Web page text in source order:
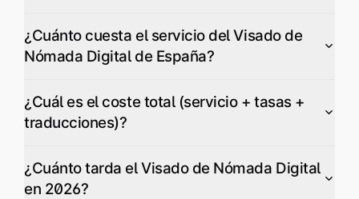
¿Cuánto cuesta el servicio del Visado de
Nómada Digital de España?
¿Cuál es el coste total (servicio + tasas +
traducciones)?
¿Cuánto tarda el Visado de Nómada Digital
en 2026?